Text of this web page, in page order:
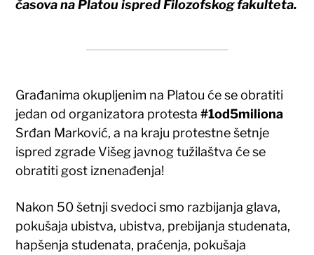
časova na Platou ispred Filozofskog fakulteta.
Građanima okupljenim na Platou će se obratiti
jedan od organizatora protesta#1od5miliona
Srđan Marković, a na kraju protestne šetnje
ispred zgrade Višeg javnog tužilaštva će se
obratiti gost iznenađenja!
Nakon 50 šetnji svedoci smo razbijanja glava,
pokušaja ubistva, ubistva, prebijanja studenata,
hapšenja studenata, praćenja, pokušaja